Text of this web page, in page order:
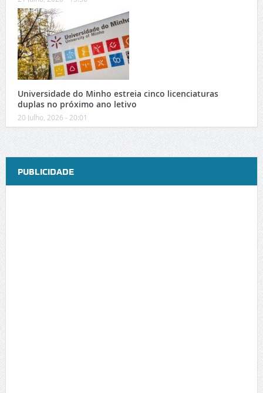
Universidade do Minho estreia cinco licenciaturas
duplas no próximo ano letivo
20 Julho, 2026 - 20:01
PUBLICIDADE